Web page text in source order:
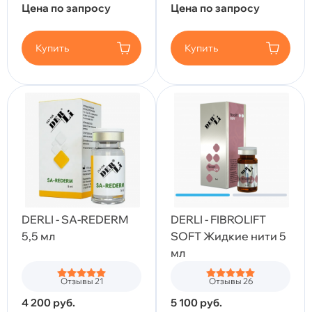
Цена по запросу
Купить
Цена по запросу
Купить
DERLI - SA-REDERM
5,5 мл
Отзывы 21
4 200 руб.
DERLI - FIBROLIFT
SOFT Жидкие нити 5
мл
Отзывы 26
5 100 руб.